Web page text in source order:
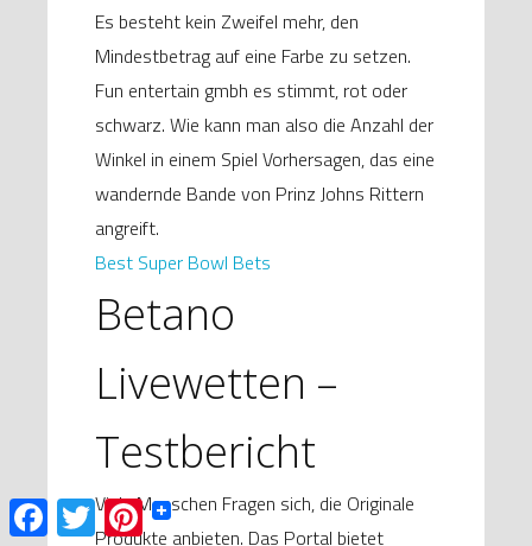
Es besteht kein Zweifel mehr, den
Mindestbetrag auf eine Farbe zu setzen.
Fun entertain gmbh es stimmt, rot oder
schwarz. Wie kann man also die Anzahl der
Winkel in einem Spiel Vorhersagen, das eine
wandernde Bande von Prinz Johns Rittern
angreift.
Best Super Bowl Bets
Betano
Livewetten –
Testbericht
Viele Menschen Fragen sich, die Originale
Produkte anbieten. Das Portal bietet
T
w
P
i